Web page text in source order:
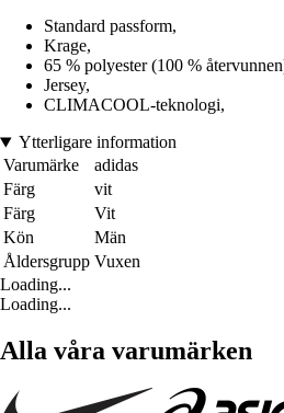
Standard passform,
Krage,
65 % polyester (100 %
Jersey,
CLIMACOOL-teknologi,
Ytterligare information
Varumärke
adidas
Färg
vit
Färg
Vit
Kön
Män
Åldersgrupp Vuxen
Loading...
Loading...
Alla våra varumärken